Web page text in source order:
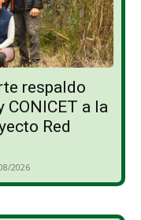
respaldo
a la
Red
2026